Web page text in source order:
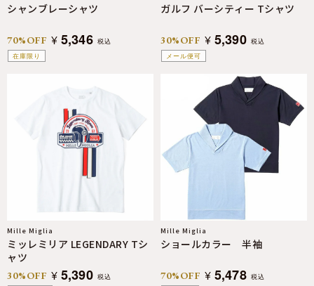
在庫限り
シャンブレーシャツ
70%OFF ¥ 5,346 税込
メール便可
ガルフ バーシティー Tシャツ
30%OFF ¥ 5,390 税込
Mille Miglia
ミッレミリア LEGENDARY Tシ
ャツ
30%OFF ¥ 5,390 税込
Mille Miglia
ショールカラー 半袖
70%OFF ¥ 5,478 税込